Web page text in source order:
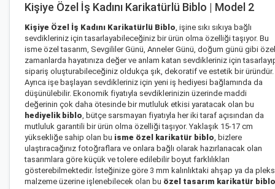
Kişiye Özel İş Kadını Karikatürlü Biblo | Model 2
Kişiye Özel İş Kadını Karikatürlü Biblo , işine sıkı sıkıya bağlı
sevdikleriniz için tasarlayabileceğiniz bir ürün olma özelliği taşıyor. Bu
isme özel tasarım, Sevgililer Günü, Anneler Günü, doğum günü gibi özel
zamanlarda hayatınıza değer ve anlam katan sevdikleriniz için
sipariş oluşturabileceğiniz oldukça şık, dekoratif ve estetik bir üründür.
Ayrıca işe başlayan sevdikleriniz için yeni iş hediyesi bağlamında da
düşünülebilir. Ekonomik fiyatıyla sevdiklerinizin üzerinde maddi
değerinin çok daha ötesinde bir mutluluk etkisi yaratacak olan bu
hediyelik biblo , bütçe sarsmayan fiyatıyla her iki taraf açısından da
mutluluk garantili bir ürün olma özelliği taşıyor. Yaklaşık 15-17 cm
yüksekliğe sahip olan bu isme özel karikatür biblo , bizlere
ulaştıracağınız fotoğraflara ve onlara bağlı olarak hazırlanacak olan
tasarımlara göre küçük ve tolere edilebilir boyut farklılıkları
gösterebilmektedir. İsteğinize göre 3 mm kalınlıktaki ahşap ya da
malzeme üzerine işlenebilecek olan bu özel tasarım karikatür biblo